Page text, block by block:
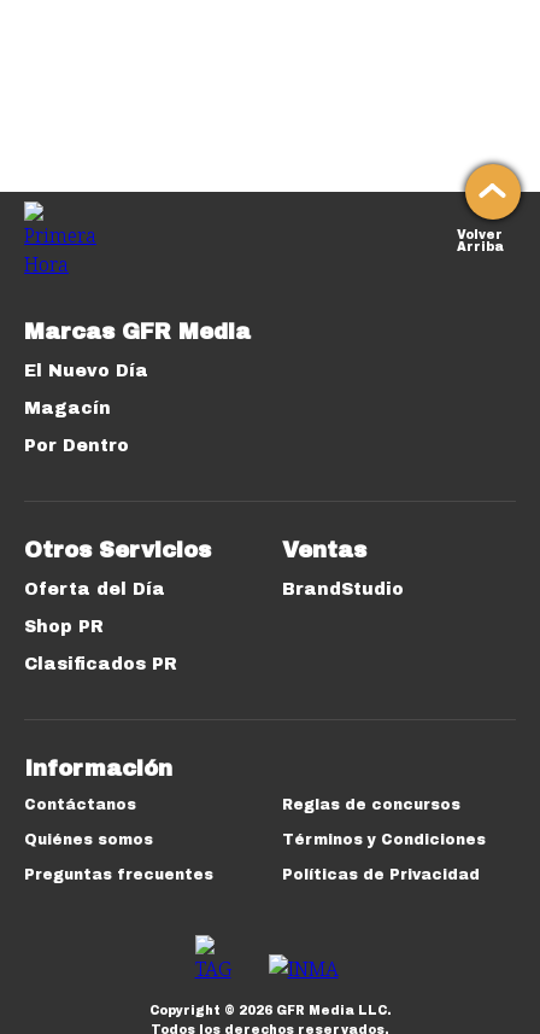
Volver
Arriba
Marcas GFR Media
El Nuevo Día
Magacín
Por Dentro
Otros Servicios
Oferta del Día
Shop PR
Clasificados PR
Ventas
BrandStudio
Información
Contáctanos
Quiénes somos
Preguntas frecuentes
Reglas de concursos
Términos y Condiciones
Políticas de Privacidad
Copyright © 2026GFR Media LLC.
Todos los derechos reservados.